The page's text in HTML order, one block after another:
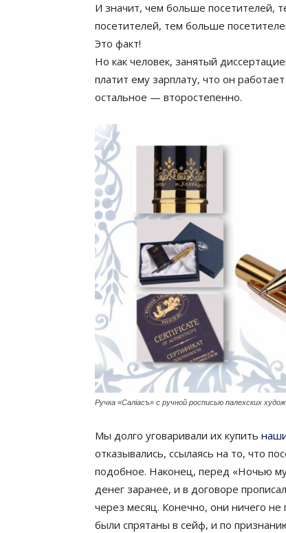
И значит, чем больше посетителей,
посетителей, тем больше
Это факт!
Но как человек, занятый
платит ему зарплату, что он
остальное — второстепенно.
Ручка «Салiacъ» с ручной росписью палехских
Мы долго уговаривали их купить
отказывались, ссылаясь на то, что
подобное. Наконец, перед «Ночью
денег заранее, и в договоре
через месяц. Конечно, они ничего
были спрятаны в сейф, и по